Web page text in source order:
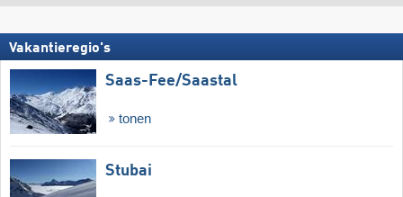
Vakantieregio's
Saas-Fee/​Saastal
tonen
Stubai